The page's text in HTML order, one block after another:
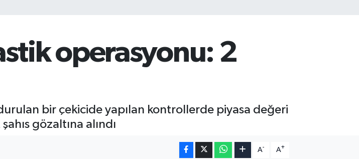
operasyonu: 2
bir çekicide yapılan kontrollerde piyasa değeri
gözaltına alındı
A- A+